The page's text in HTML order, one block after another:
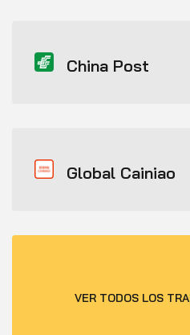
China Post
Global Cainiao
VER TODOS LOS